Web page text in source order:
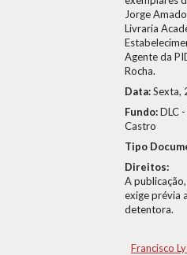
Jorge
Livraria
Agente da
Rocha.
Data:Sexta,
Fundo:DLC
Castro
Tipo
Direitos:
A
exige prévia
detentora.
Francisco